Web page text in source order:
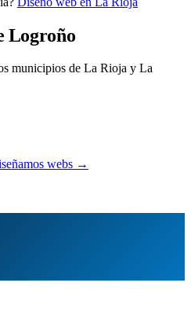
Logroño
municipios de La Rioja y La
webs →